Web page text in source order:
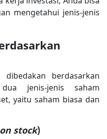
mengetahui jenis-jenis
dibedakan berdasarkan
jenis-jenis saham
yaitu saham biasa dan
stock)